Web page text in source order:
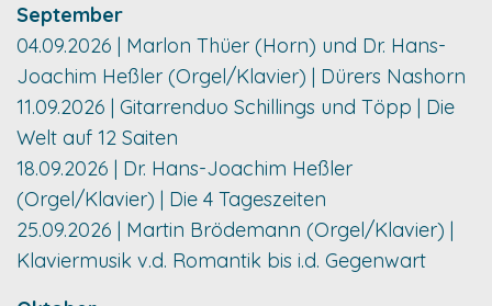
September
04.09.2026 | Marlon Thüer (Horn) und Dr. Hans-
Joachim Heßler (Orgel/Klavier) | Dürers Nashorn
11.09.2026 | Gitarrenduo Schillings und Töpp | Die
Welt auf 12 Saiten
18.09.2026 | Dr. Hans-Joachim Heßler
(Orgel/Klavier) | Die 4 Tageszeiten
25.09.2026 | Martin Brödemann (Orgel/Klavier) |
Klaviermusik v.d. Romantik bis i.d. Gegenwart